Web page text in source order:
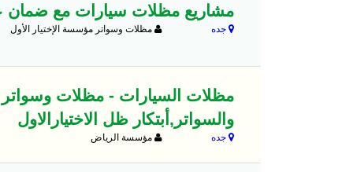
مشاريع مظلات سيارات مع ضمان على
جده مظلات وسواتر مؤسسة الإختيار الأول
والسواتر,أبتكار ظل الاختيارالاول
جده مؤسسة الرياض